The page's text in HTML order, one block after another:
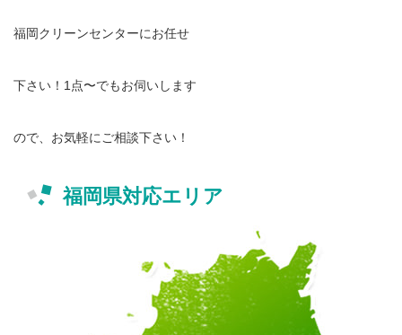
福岡クリーンセンターにお任せ
下さい！1点〜でもお伺いします
ので、お気軽にご相談下さい！
福岡県対応エリア